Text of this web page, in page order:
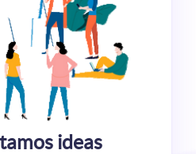
ideas